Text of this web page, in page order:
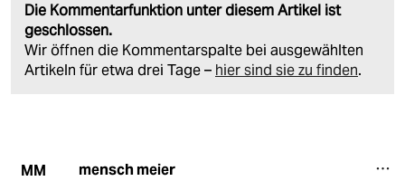
Die Kommentarfunktion unter diesem Artikel ist
geschlossen.
Wir öffnen die Kommentarspalte bei ausgewählten
Artikeln für etwa drei Tage – hier sind sie zu finden.
MM mensch meier